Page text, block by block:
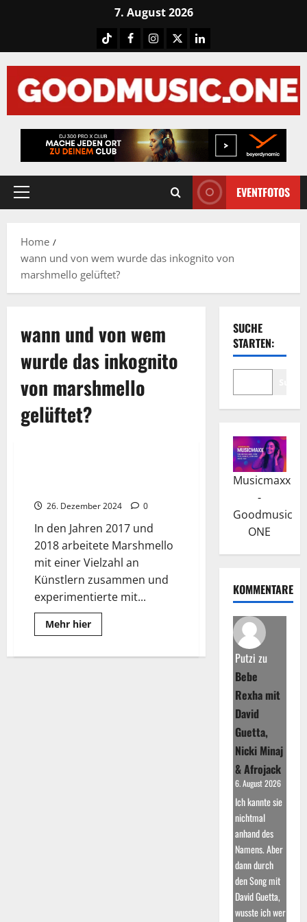
7. August 2026
TiktokFacebook
Instagram
X LinkedIN
Primary
EVENTFOTOS
Home
wann und von wem wurde das inkognito von
marshmello gelüftet?
wann und von wem
wurde das inkognito
von marshmello
gelüftet?
26. Dezember 2024 0
In den Jahren 2017 und
2018 arbeitete Marshmello
mit einer Vielzahl an
Künstlern zusammen und
experimentierte mit...
Mehr hierRead
more
Die
SUCHE
STARTEN:
Musicmaxx
-
Goodmusic
ONE
KOMMENTARE
Putzi zu
Bebe
Rexha mit
David
Guetta,
Nicki Minaj
& Afrojack
6. August 2026
Ich kannte sie
nichtmal
anhand des
Namens. Aber
dann durch
den Song mit
David Guetta,
wusste ich wer